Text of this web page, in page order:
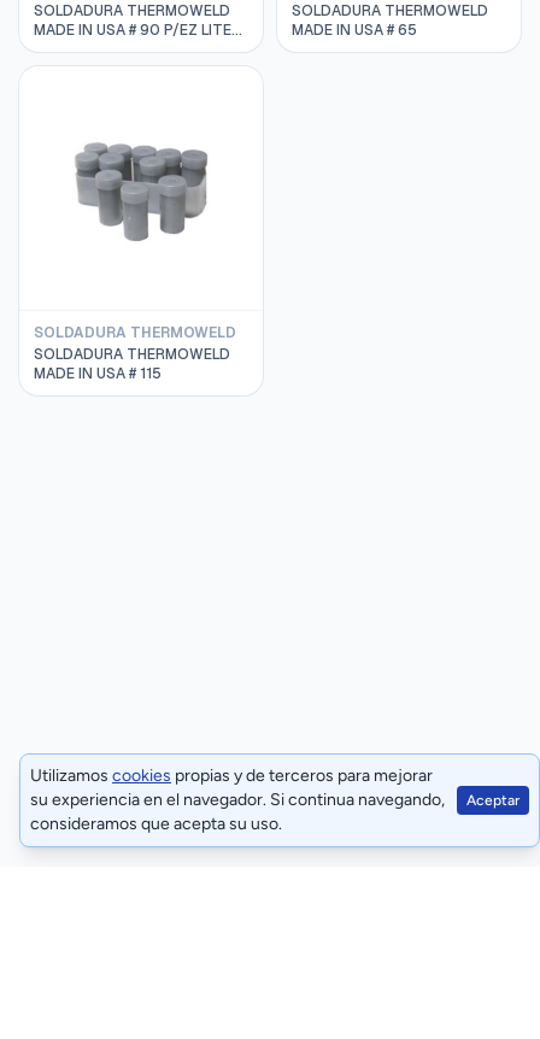
SOLDADURA THERMOWELD
MADE IN USA # 90 P/EZ LITE
REMOTO
SOLDADURA THERMOWELD
MADE IN USA # 65
SOLDADURA THERMOWELD
SOLDADURA THERMOWELD
MADE IN USA # 115
Utilizamos cookies propias y de terceros para mejorar
su experiencia en el navegador. Si continua navegando,
consideramos que acepta su uso.
Aceptar